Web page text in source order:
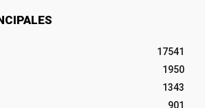
17541
1950
1343
901